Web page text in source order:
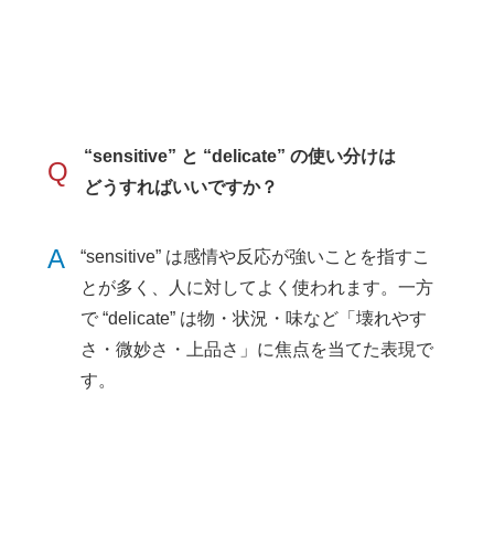
Q
“sensitive” と “delicate” の使い分けは
どうすればいいですか？
A
“sensitive” は感情や反応が強いことを指すこ
とが多く、人に対してよく使われます。一方
で “delicate” は物・状況・味など「壊れやす
さ・微妙さ・上品さ」に焦点を当てた表現で
す。